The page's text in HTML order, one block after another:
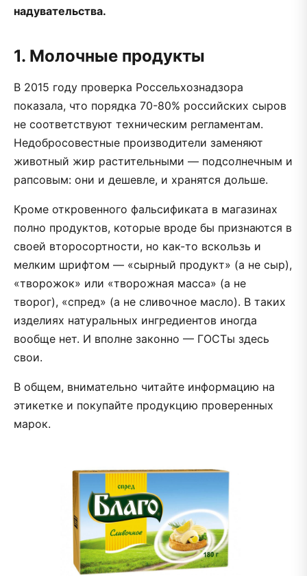
надувательства.
1. Молочные продукты
В 2015 году проверка Россельхознадзора
показала, что порядка 70-80% российских сыров
не соответствуют техническим регламентам.
Недобросовестные производители заменяют
животный жир растительными — подсолнечным и
рапсовым: они и дешевле, и хранятся дольше.
Кроме откровенного фальсификата в магазинах
полно продуктов, которые вроде бы признаются в
своей второсортности, но как-то вскользь и
мелким шрифтом — «сырный продукт» (а не сыр),
«творожок» или «творожная масса» (а не
творог), «спред» (а не сливочное масло). В таких
изделиях натуральных ингредиентов иногда
вообще нет. И вполне законно — ГОСТы здесь
свои.
В общем, внимательно читайте информацию на
этикетке и покупайте продукцию проверенных
марок.